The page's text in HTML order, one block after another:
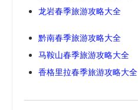
龙岩春季旅游攻略大全
黔南春季旅游攻略大全
马鞍山春季旅游攻略大全
香格里拉春季旅游攻略大全